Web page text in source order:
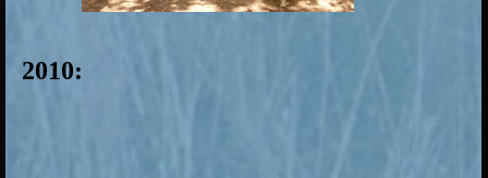
2010: